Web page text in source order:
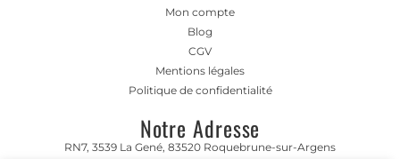
Mon compte
Blog
CGV
Mentions légales
Politique de confidentialité
Notre Adresse
RN7, 3539 La Gené, 83520 Roquebrune-sur-Argens